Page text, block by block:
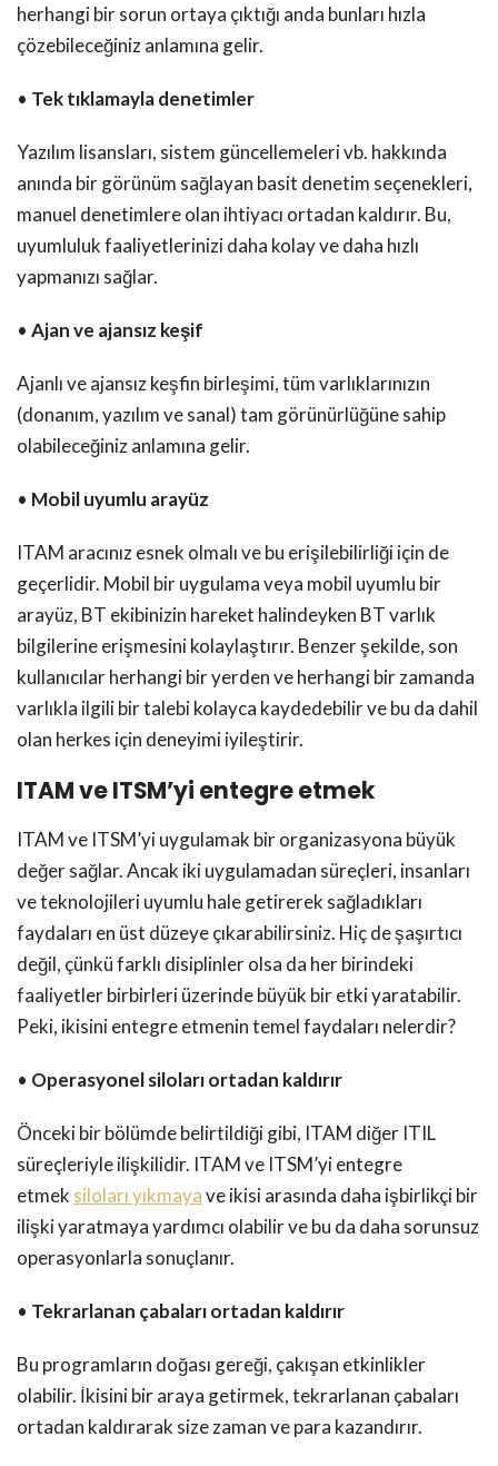
herhangi bir sorun ortaya çıktığı anda bunları hızla
çözebileceğiniz anlamına gelir.
• Tek tıklamayla denetimler
Yazılım lisansları, sistem güncellemeleri vb. hakkında
anında bir görünüm sağlayan basit denetim seçenekleri,
manuel denetimlere olan ihtiyacı ortadan kaldırır. Bu,
uyumluluk faaliyetlerinizi daha kolay ve daha hızlı
yapmanızı sağlar.
• Ajan ve ajansız keşif
Ajanlı ve ajansız keşfin birleşimi, tüm varlıklarınızın
(donanım, yazılım ve sanal) tam görünürlüğüne sahip
olabileceğiniz anlamına gelir.
• Mobil uyumlu arayüz
ITAM aracınız esnek olmalı ve bu erişilebilirliği için de
geçerlidir. Mobil bir uygulama veya mobil uyumlu bir
arayüz, BT ekibinizin hareket halindeyken BT varlık
bilgilerine erişmesini kolaylaştırır. Benzer şekilde, son
kullanıcılar herhangi bir yerden ve herhangi bir zamanda
varlıkla ilgili bir talebi kolayca kaydedebilir ve bu da dahil
olan herkes için deneyimi iyileştirir.
ITAM ve ITSM’yi entegre etmek
ITAM ve ITSM’yi uygulamak bir organizasyona büyük
değer sağlar. Ancak iki uygulamadan süreçleri, insanları
ve teknolojileri uyumlu hale getirerek sağladıkları
faydaları en üst düzeye çıkarabilirsiniz. Hiç de şaşırtıcı
değil, çünkü farklı disiplinler olsa da her birindeki
faaliyetler birbirleri üzerinde büyük bir etki yaratabilir.
Peki, ikisini entegre etmenin temel faydaları nelerdir?
• Operasyonel siloları ortadan kaldırır
Önceki bir bölümde belirtildiği gibi, ITAM diğer ITIL
süreçleriyle ilişkilidir. ITAM ve ITSM’yi entegre
etmek siloları yıkmayave ikisi arasında daha işbirlikçi bir
ilişki yaratmaya yardımcı olabilir ve bu da daha sorunsuz
operasyonlarla sonuçlanır.
• Tekrarlanan çabaları ortadan kaldırır
Bu programların doğası gereği, çakışan etkinlikler
olabilir. İkisini bir araya getirmek, tekrarlanan çabaları
ortadan kaldırarak size zaman ve para kazandırır.